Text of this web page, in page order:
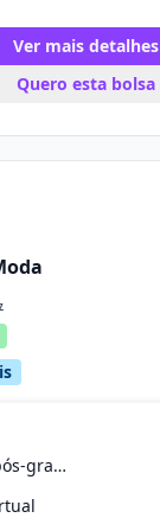
Ver mais detalhes
Quero esta bolsa
Especialização (pós-graduação)